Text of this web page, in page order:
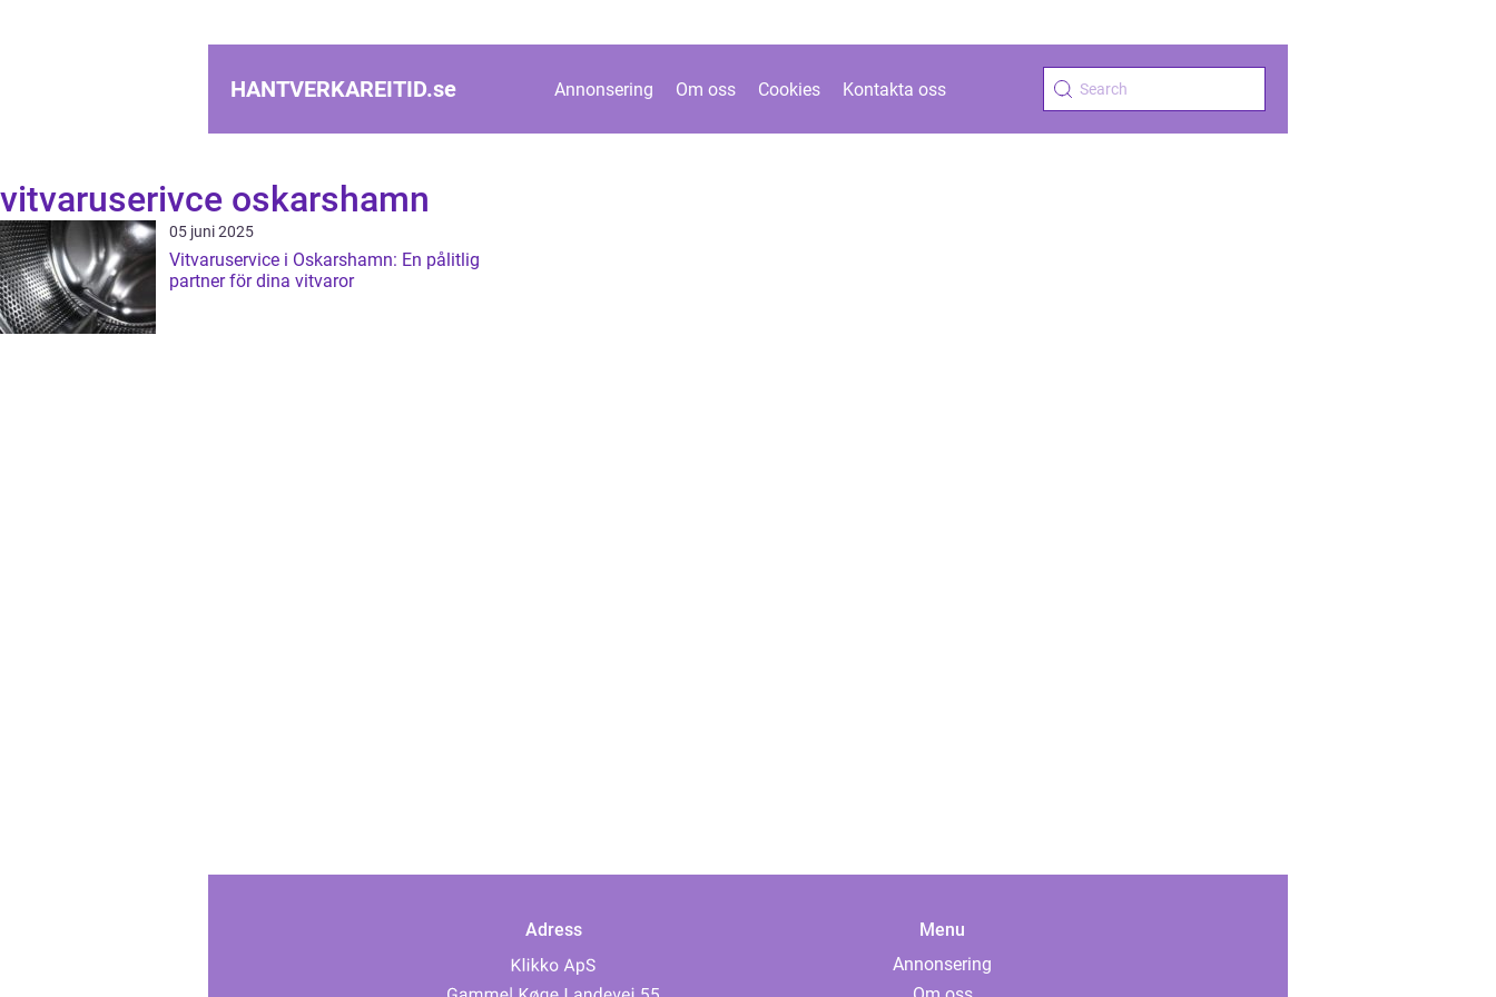
HANTVERKAREITID.se Annonsering Om oss Cookies Kontakta oss
vitvaruserivce oskarshamn
05 juni 2025
Vitvaruservice i Oskarshamn: En pålitlig
partner för dina vitvaror
Adress
Menu
Annonsering